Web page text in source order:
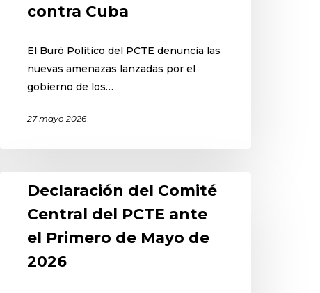
contra Cuba
El Buró Político del PCTE denuncia las
nuevas amenazas lanzadas por el
gobierno de los…
27 mayo 2026
Declaración del Comité
Central del PCTE ante
el Primero de Mayo de
2026